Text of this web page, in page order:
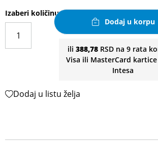
Izaberi količinu
Dodaj u korpu
ili 388,78RSD na 9 rata
Visa ili MasterCard kartice
Intesa
Dodaj u listu želja